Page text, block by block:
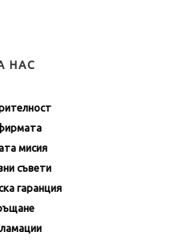
НАС
мисия
съвети
гаранция